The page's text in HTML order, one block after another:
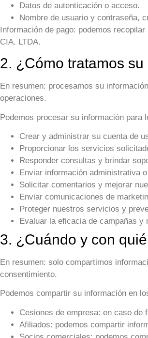
Datos de autenticación o acceso.
Nombre de usuario y contraseña,
Información de pago: podemos
CIA. LTDA.
2. ¿Cómo tratamos
En resumen: procesamos su
operaciones.
Podemos procesar su información para
Crear y administrar su cuenta de
Proporcionar los servicios
Responder consultas y brindar
Enviar información administrativa
Solicitar comentarios y mejorar
Enviar comunicaciones de
Proteger nuestros servicios y
Evaluar la eficacia de campañas y
3. ¿Cuándo y con
En resumen: solo compartimos
consentimiento.
Podemos compartir su información en
Cesiones de empresa: en caso de
Afiliados: podemos compartir